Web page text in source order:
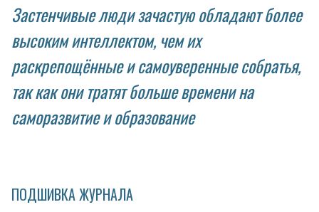
Застенчивые люди зачастую обладают более
высоким интеллектом, чем их
раскрепощённые и самоуверенные собратья,
так как они тратят больше времени на
саморазвитие и образование
ПОДШИВКА ЖУРНАЛА